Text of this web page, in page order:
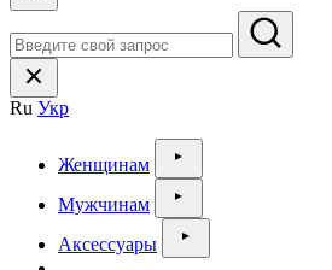
Ru Укр
Женщинам
Мужчинам
Аксессуары